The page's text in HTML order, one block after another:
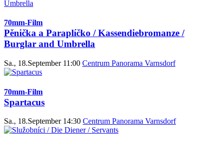
70mm-Film
Pěnička a Paraplíčko / Kassendiebromanze /
Burglar and Umbrella
Sa., 18.September 11:00 Centrum Panorama Varnsdorf
70mm-Film
Spartacus
Sa., 18.September 14:30 Centrum Panorama Varnsdorf